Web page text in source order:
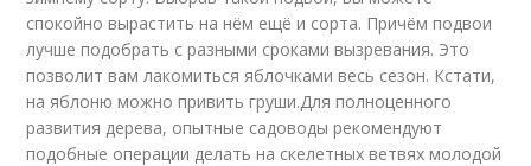
спокойно вырастить на нём ещё и сорта. Причём подвои
лучше подобрать с разными сроками вызревания. Это
позволит вам лакомиться яблочками весь сезон. Кстати,
на яблоню можно привить груши.Для полноценного
развития дерева, опытные садоводы рекомендуют
подобные операции делать на скелетных ветвях молодой